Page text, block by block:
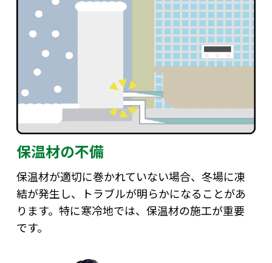
保温材の不備
保温材が適切に巻かれていない場合、冬場に凍
結が発生し、トラブルが明らかになることがあ
ります。特に寒冷地では、保温材の施工が重要
です。